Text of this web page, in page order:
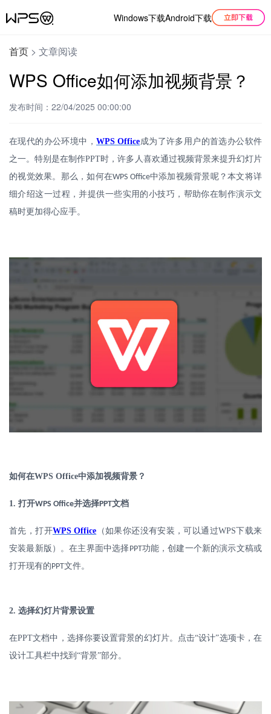
Windows下载Android下载
首页 > 文章阅读
WPS Office如何添加视频背景？
发布时间：22/04/2025 00:00:00
在现代的办公环境中， WPS Office成为了许多用户的首选办公软件
之一。特别是在制作PPT时，许多人喜欢通过视频背景来提升幻灯片
的视觉效果。那么，如何在WPS Office中添加视频背景呢？本文将详
细介绍这一过程，并提供一些实用的小技巧，帮助你在制作演示文
稿时更加得心应手。
如何在WPS Office中添加视频背景？
1. 打开WPS Office并选择PPT文档
首先，打开WPS Office （如果你还没有安装，可以通过WPS下载来
安装最新版）。在主界面中选择 PPT功能，创建一个新的演示文稿或
打开现有的PPT文件。
2. 选择幻灯片背景设置
在PPT文档中，选择你要设置背景的幻灯片。点击“设计”选项卡，在
设计工具栏中找到“背景”部分。